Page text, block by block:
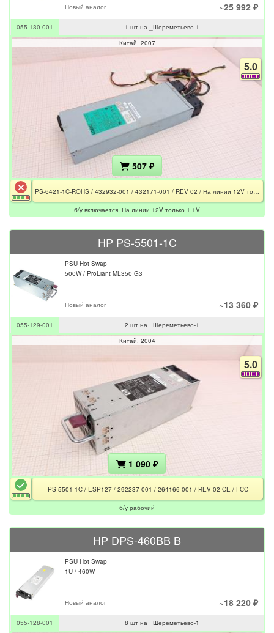
Новый аналог ~25 992 ₽
055-130-001
1 шт на _Шереметьево-1
Китай 2007
5.0
507 ₽
PS-6421-1C-ROHS / 432932-001 / 432171-001 / REV 02 / На линии 12V только 1.1V
б/у включается. На линии 12V только 1.1V
HP PS-5501-1C
PSU Hot Swap
500W / ProLiant ML350 G3
Новый аналог ~13 360 ₽
055-129-001
2 шт на _Шереметьево-1
Китай 2004
5.0
1 090 ₽
PS-5501-1C / ESP127 / 292237-001 / 264166-001 / REV 02 CE / FCC
б/у рабочий
HP DPS-460BB B
PSU Hot Swap
1U / 460W
Новый аналог ~18 220 ₽
055-128-001
8 шт на _Шереметьево-1